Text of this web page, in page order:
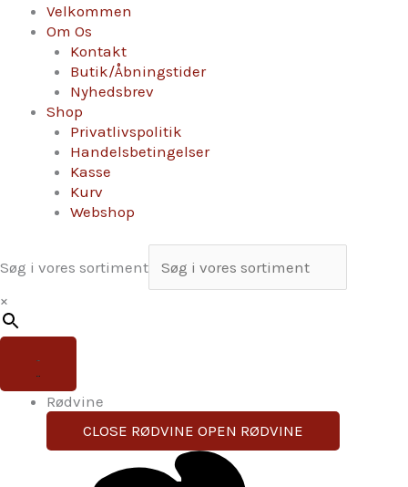
Velkommen
Om Os
Kontakt
Butik/Åbningstider
Nyhedsbrev
Shop
Privatlivspolitik
Handelsbetingelser
Kasse
Kurv
Webshop
Søg i vores sortiment
×
Rødvine
CLOSE RØDVINE OPEN RØDVINE